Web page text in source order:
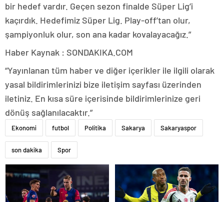
bir hedef vardır. Geçen sezon finalde Süper Lig’i
kaçırdık. Hedefimiz Süper Lig. Play-off’tan olur,
şampiyonluk olur, son ana kadar kovalayacağız.”
Haber Kaynak : SONDAKIKA.COM
“Yayınlanan tüm haber ve diğer içerikler ile ilgili olarak
yasal bildirimlerinizi bize iletişim sayfası üzerinden
iletiniz. En kısa süre içerisinde bildirimlerinize geri
dönüş sağlanılacaktır.”
Ekonomi futbol Politika Sakarya Sakaryaspor
son dakika Spor